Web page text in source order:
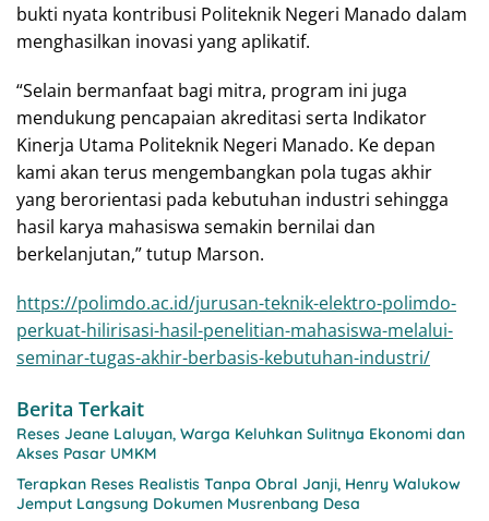
bukti nyata kontribusi Politeknik Negeri Manado dalam
menghasilkan inovasi yang aplikatif.
“Selain bermanfaat bagi mitra, program ini juga
mendukung pencapaian akreditasi serta Indikator
Kinerja Utama Politeknik Negeri Manado. Ke depan
kami akan terus mengembangkan pola tugas akhir
yang berorientasi pada kebutuhan industri sehingga
hasil karya mahasiswa semakin bernilai dan
berkelanjutan,” tutup Marson.
https://polimdo.ac.id/jurusan-teknik-elektro-polimdo-
perkuat-hilirisasi-hasil-penelitian-mahasiswa-melalui-
seminar-tugas-akhir-berbasis-kebutuhan-industri/
Berita Terkait
Reses Jeane Laluyan, Warga Keluhkan Sulitnya Ekonomi dan
Akses Pasar UMKM
Terapkan Reses Realistis Tanpa Obral Janji, Henry Walukow
Jemput Langsung Dokumen Musrenbang Desa